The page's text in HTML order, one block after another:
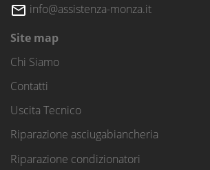
info@assistenza-monza.it
Site map
Chi Siamo
Contatti
Uscita Tecnico
Riparazione asciugabiancheria
Riparazione condizionatori